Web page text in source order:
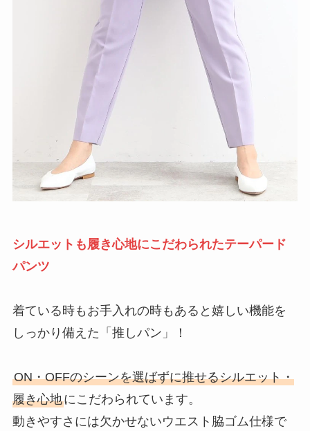
シルエットも履き心地にこだわられたテーパード
パンツ
着ている時もお手入れの時もあると嬉しい機能を
しっかり備えた「推しパン」！
ON・OFFのシーンを選ばずに推せるシルエット・
履き心地にこだわられています。
動きやすさには欠かせないウエスト脇ゴム仕様で